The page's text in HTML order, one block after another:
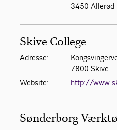
3450 Allerød
Skive College
Adresse:
7800 Skive
Website:
http://
Sønderborg